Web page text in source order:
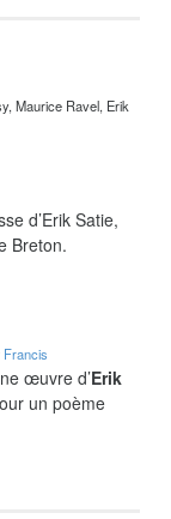
Maurice Ravel, Erik
d’Erik Satie,
Breton.
Francis
œuvre d’Erik
un poème